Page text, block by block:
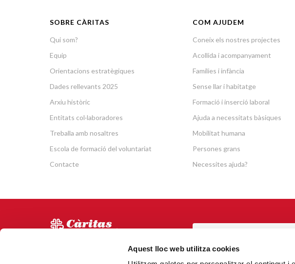
Aquest lloc web utilitza cookies
SOBRE CÀRITAS
Qui som?
Equip
Orientacions estratègiques
Dades rellevants 2025
Arxiu històric
Entitats col·laboradores
Treballa amb nosaltres
Escola de formació del voluntariat
Contacte
COM AJUDEM
Coneix els nostres projectes
Acollida i acompanyament
Famílies i infància
Sense llar i habitatge
Formació i inserció laboral
Ajuda a necessitats bàsiques
Mobilitat humana
Persones grans
Necessites ajuda?
Via Laietana 5, Entl.